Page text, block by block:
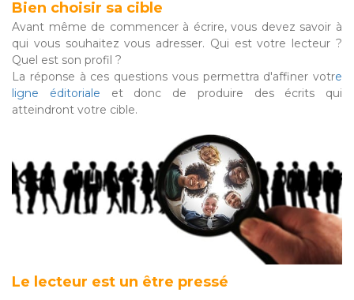
Bien choisir sa cible
Avant même de commencer à écrire, vous devez savoir à
qui vous souhaitez vous adresser. Qui est votre lecteur ?
Quel est son profil ?
La réponse à ces questions vous permettra d'affiner votre
ligne éditoriale et donc de produire des écrits qui
atteindront votre cible.
Le lecteur est un être pressé